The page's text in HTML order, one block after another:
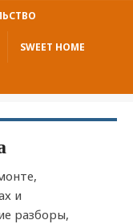
SWEET HOME
и
разборы,